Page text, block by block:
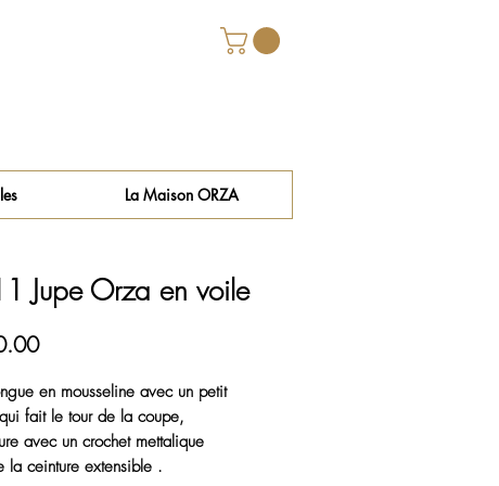
La Maison ORZA
Jupe Orza en voile
Price
en mousseline avec un petit
fait le tour de la coupe,
avec un crochet mettalique
la ceinture extensible .